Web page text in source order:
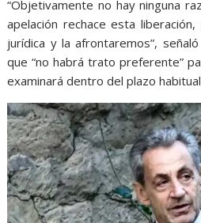
“Objetivamente no hay ninguna
apelación rechace esta
jurídica y la afrontaremos”,
que “no habrá trato preferente”
examinará dentro del plazo